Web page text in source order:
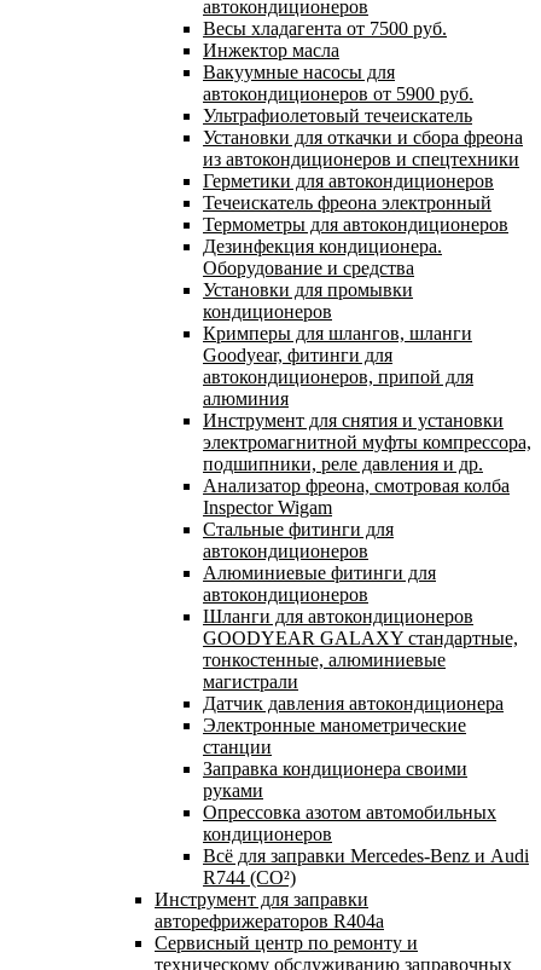
автокондиционеров
Весы хладагента от 7500 руб.
Инжектор масла
Вакуумные насосы для
автокондиционеров от 5900 руб.
Ультрафиолетовый течеискатель
Установки для откачки и сбора фреона
из автокондиционеров и спецтехники
Герметики для автокондиционеров
Течеискатель фреона электронный
Термометры для автокондиционеров
Дезинфекция кондиционера.
Оборудование и средства
Установки для промывки
кондиционеров
Кримперы для шлангов, шланги
Goodyear, фитинги для
автокондиционеров, припой для
алюминия
Инструмент для снятия и установки
электромагнитной муфты компрессора,
подшипники, реле давления и др.
Анализатор фреона, смотровая колба
Inspector Wigam
Стальные фитинги для
автокондиционеров
Алюминиевые фитинги для
автокондиционеров
Шланги для автокондиционеров
GOODYEAR GALAXY стандартные,
тонкостенные, алюминиевые
магистрали
Датчик давления автокондиционера
Электронные манометрические
станции
Заправка кондиционера своими
руками
Опрессовка азотом автомобильных
кондиционеров
Всё для заправки Mercedes-Benz и Audi
R744 (CO²)
Инструмент для заправки
авторефрижераторов R404a
Сервисный центр по ремонту и
техническому обслуживанию заправочных